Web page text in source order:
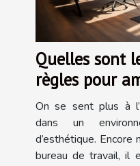
Quelles sont
règles pour
bureau ?
On se sent plus à
dans un
d’esthétique. Encore
bureau de travail, il